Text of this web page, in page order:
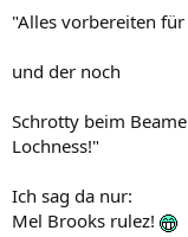
"Alles vorbereiten für
und der noch
Schrotty beim
Lochness!"
Ich sag da nur:
Mel Brooks rulez!